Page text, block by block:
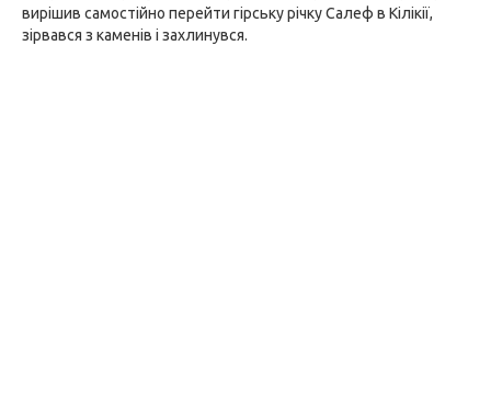
вирішив самостійно перейти гірську річку Салеф в Кілікії,
зірвався з каменів і захлинувся.